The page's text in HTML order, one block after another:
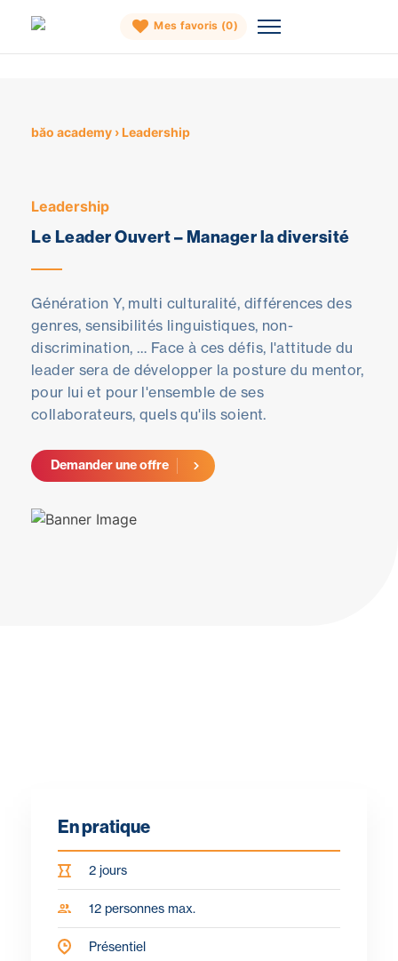
content
Mes favoris (0)
băo academy ›Leadership
Leadership
Le Leader Ouvert – Manager la diversité
Génération Y, multi culturalité, différences des
genres, sensibilités linguistiques, non-
discrimination, … Face à ces défis, l'attitude du
leader sera de développer la posture du mentor,
pour lui et pour l'ensemble de ses
collaborateurs, quels qu'ils soient.
Demander une offre
En pratique
2 jours
12 personnes max.
Présentiel